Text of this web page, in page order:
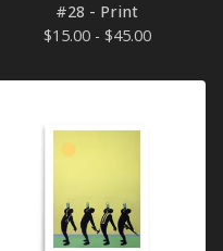
#28 - Print
$15.00 - $45.00